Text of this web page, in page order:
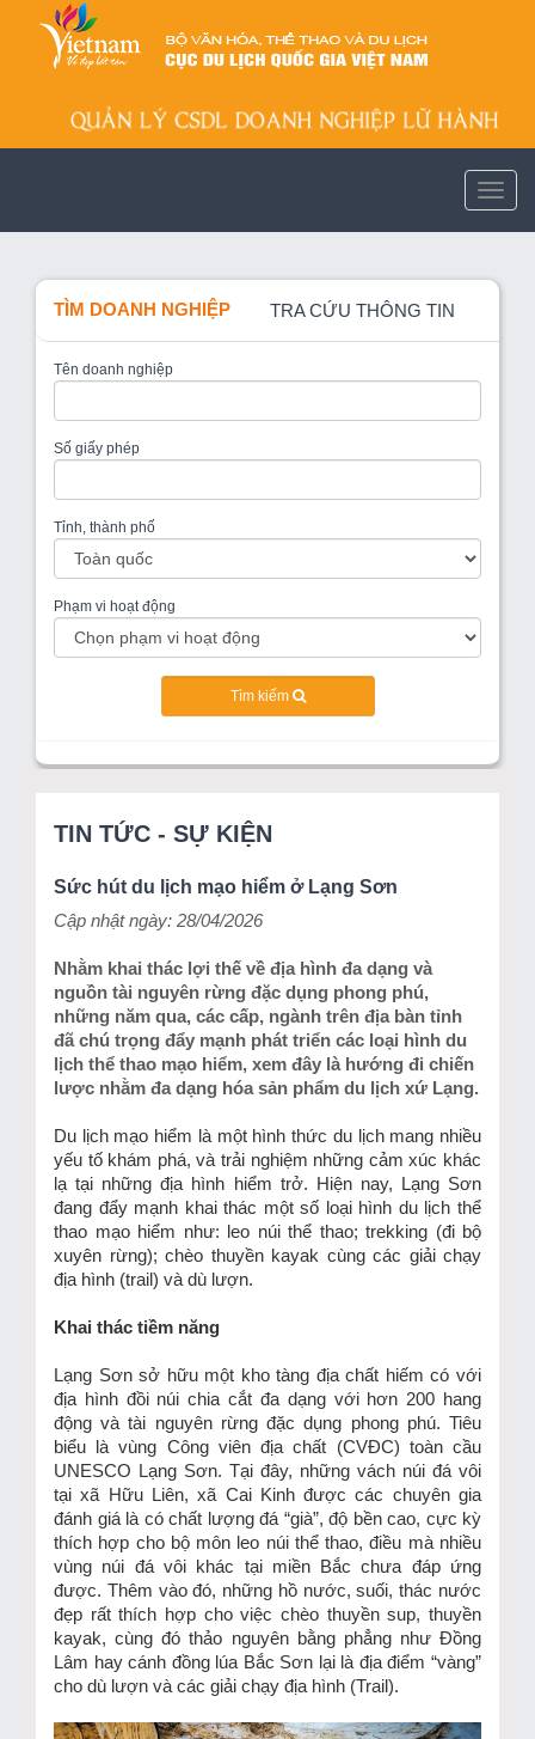
TÌM DOANH NGHIỆP TRA CỨU THÔNG TIN
Tên doanh nghiệp
Số giấy phép
Tỉnh, thành phố
Phạm vi hoạt động
Tìm kiếm
TIN TỨC - SỰ KIỆN
Sức hút du lịch mạo hiểm ở Lạng Sơn
Cập nhật ngày: 28/04/2026
Nhằm khai thác lợi thế về địa hình đa dạng và
nguồn tài nguyên rừng đặc dụng phong phú,
những năm qua, các cấp, ngành trên địa bàn tỉnh
đã chú trọng đẩy mạnh phát triển các loại hình du
lịch thể thao mạo hiểm, xem đây là hướng đi chiến
lược nhằm đa dạng hóa sản phẩm du lịch xứ Lạng.
Du lịch mạo hiểm là một hình thức du lịch mang nhiều
yếu tố khám phá, và trải nghiệm những cảm xúc khác
lạ tại những địa hình hiểm trở. Hiện nay, Lạng Sơn
đang đẩy mạnh khai thác một số loại hình du lịch thể
thao mạo hiểm như: leo núi thể thao; trekking (đi bộ
xuyên rừng); chèo thuyền kayak cùng các giải chạy
địa hình (trail) và dù lượn.
Khai thác tiềm năng
Lạng Sơn sở hữu một kho tàng địa chất hiếm có với
địa hình đồi núi chia cắt đa dạng với hơn 200 hang
động và tài nguyên rừng đặc dụng phong phú. Tiêu
biểu là vùng Công viên địa chất (CVĐC) toàn cầu
UNESCO Lạng Sơn. Tại đây, những vách núi đá vôi
tại xã Hữu Liên, xã Cai Kinh được các chuyên gia
đánh giá là có chất lượng đá “già”, độ bền cao, cực kỳ
thích hợp cho bộ môn leo núi thể thao, điều mà nhiều
vùng núi đá vôi khác tại miền Bắc chưa đáp ứng
được. Thêm vào đó, những hồ nước, suối, thác nước
đẹp rất thích hợp cho việc chèo thuyền sup, thuyền
kayak, cùng đó thảo nguyên bằng phẳng như Đồng
Lâm hay cánh đồng lúa Bắc Sơn lại là địa điểm “vàng”
cho dù lượn và các giải chạy địa hình (Trail).